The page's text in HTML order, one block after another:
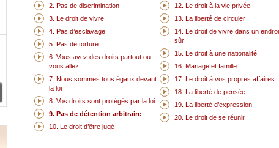
2. Pas de discrimination
3. Le droit de vivre
4. Pas d’esclavage
5. Pas de torture
6. Vous avez des droits partout où
vous allez
7. Nous sommes tous égaux devant
la loi
8. Vos droits sont protégés par la loi
9. Pas de détention arbitraire
10. Le droit d’être jugé
12. Le droit à la vie privée
13. La liberté de circuler
14. Le droit de vivre dans un
sûr
15. Le droit à une nationalité
16. Mariage et famille
17. Le droit à vos propres affaires
18. La liberté de pensée
19. La liberté d’expression
20. Le droit de se réunir